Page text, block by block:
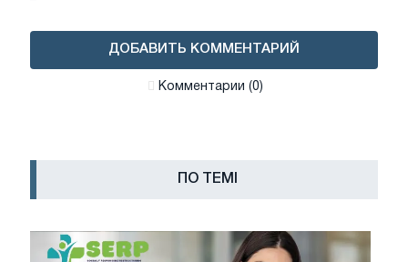
ДОБАВИТЬ КОММЕНТАРИЙ
Комментарии (0)
ПО ТЕМІ